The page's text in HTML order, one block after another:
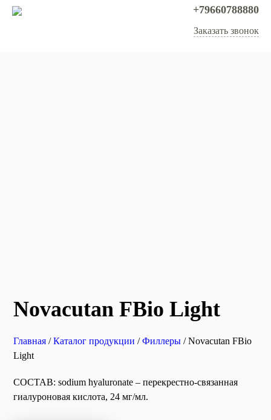
+79660788880
Заказать звонок
Novacutan FBio Light
Главная /Каталог продукции /Филлеры / Novacutan FBio
Light
СОСТАВ: sodium hyaluronate – перекрестно-связанная
гиалуроновая кислота, 24 мг/мл.